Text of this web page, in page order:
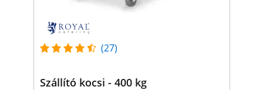
(27)
Szállító kocsi - 400 kg